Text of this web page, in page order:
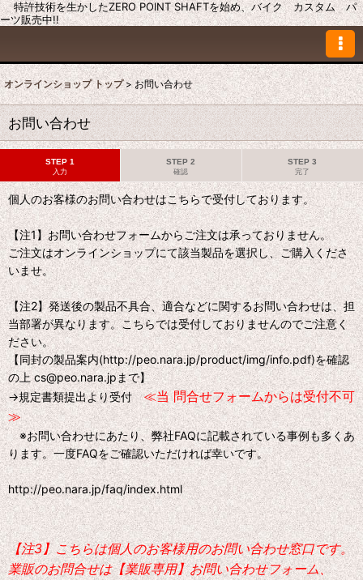
特許技術を生かしたZERO POINT SHAFTを始め、バイク カスタム パ
ーツ販売中!!
オンラインショップ トップ > お問い合わせ
お問い合わせ
STEP 1
入力
STEP 2
確認
STEP 3
完了
個人のお客様のお問い合わせはこちらで受付しております。
【注1】お問い合わせフォームからご注文は承っておりません。
ご注文はオンラインショップにて該当製品を選択し、ご購入くださ
いませ。
【注2】発送後の製品不具合、適合などに関するお問い合わせは、担
当部署が異なります。こちらでは受付しておりませんのでご注意く
ださい。
【同封の製品案内(http://peo.nara.jp/product/img/info.pdf)を確認
の上 cs@peo.nara.jpまで】
→規定書類提出より受付≪当 問合せフォームからは受付不可
≫
※お問い合わせにあたり、弊社FAQに記載されている事例も多くあ
ります。一度FAQをご確認いただければ幸いです。
http://peo.nara.jp/faq/index.html
【注3】こちらは個人のお客様用のお問い合わせ窓口です。
業販のお問合せは【業販専用】お問い合わせフォーム、